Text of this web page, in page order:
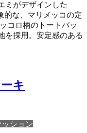
ミがデザインした
的な、マリメッコの定
コロ柄のトートバッ
を採用。安定感のある
キ
ッション